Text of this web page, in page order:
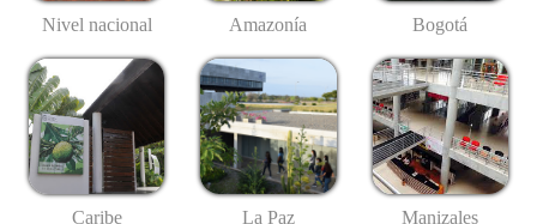
Nivel nacional Amazonía Bogotá
Caribe La Paz Manizales